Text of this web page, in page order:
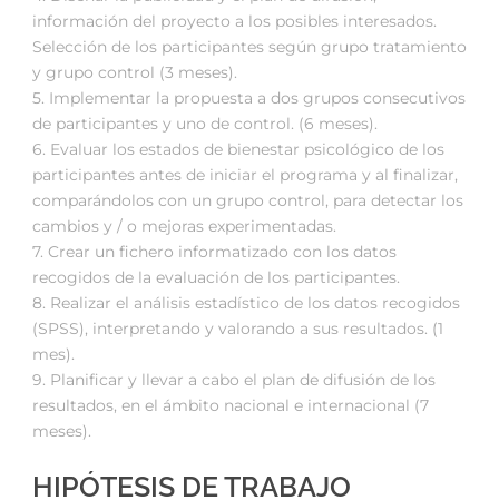
información del proyecto a los posibles interesados.
Selección de los participantes según grupo tratamiento
y grupo control (3 meses).
5. Implementar la propuesta a dos grupos consecutivos
de participantes y uno de control. (6 meses).
6. Evaluar los estados de bienestar psicológico de los
participantes antes de iniciar el programa y al finalizar,
comparándolos con un grupo control, para detectar los
cambios y / o mejoras experimentadas.
7. Crear un fichero informatizado con los datos
recogidos de la evaluación de los participantes.
8. Realizar el análisis estadístico de los datos recogidos
(SPSS), interpretando y valorando a sus resultados. (1
mes).
9. Planificar y llevar a cabo el plan de difusión de los
resultados, en el ámbito nacional e internacional (7
meses).
HIPÓTESIS DE TRABAJO